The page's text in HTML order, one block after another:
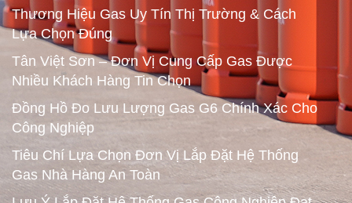
Thương Hiệu Gas Uy Tín Thị Trường & Cách
Lựa Chọn Đúng
Tân Việt Sơn – Đơn Vị Cung Cấp Gas Được
Nhiều Khách Hàng Tin Chọn
Đồng Hồ Đo Lưu Lượng Gas G6 Chính Xác Cho
Công Nghiệp
Tiêu Chí Lựa Chọn Đơn Vị Lắp Đặt Hệ Thống
Gas Nhà Hàng An Toàn